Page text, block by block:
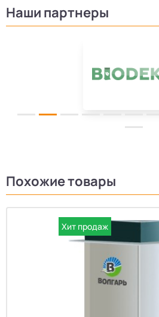
Наши партнеры
Похожие товары
Хит продаж